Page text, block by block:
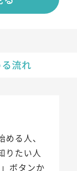
流れ
る人、
りたい人
ボタンか